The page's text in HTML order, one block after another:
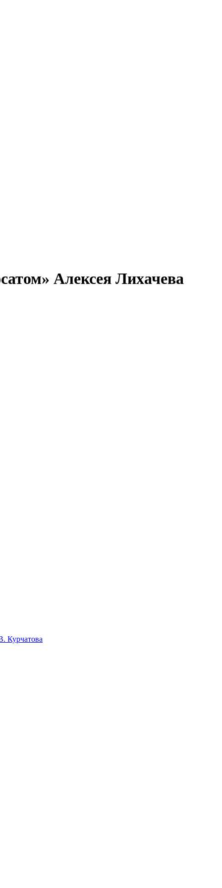
Алексея Лихачева
Курчатова